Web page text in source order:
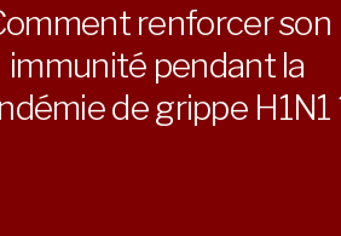
renforcer son
immunité pendant la
de grippe H1N1